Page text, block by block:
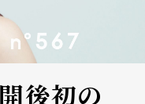
後初の